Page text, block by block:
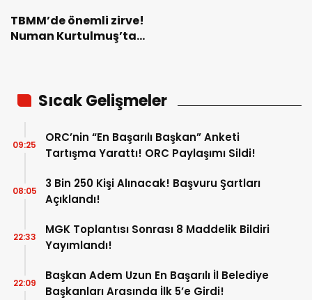
TBMM’de önemli zirve!
Numan Kurtulmuş’tan
Sıcak Gelişmeler
ORC’nin “En Başarılı Başkan” Anketi
Tartışma Yarattı! ORC Paylaşımı Sildi!
09:25
3 Bin 250 Kişi Alınacak! Başvuru Şartları
Açıklandı!
08:05
MGK Toplantısı Sonrası 8 Maddelik Bildiri
Yayımlandı!
22:33
Başkan Adem Uzun En Başarılı İl Belediye
Başkanları Arasında İlk 5’e Girdi!
22:09